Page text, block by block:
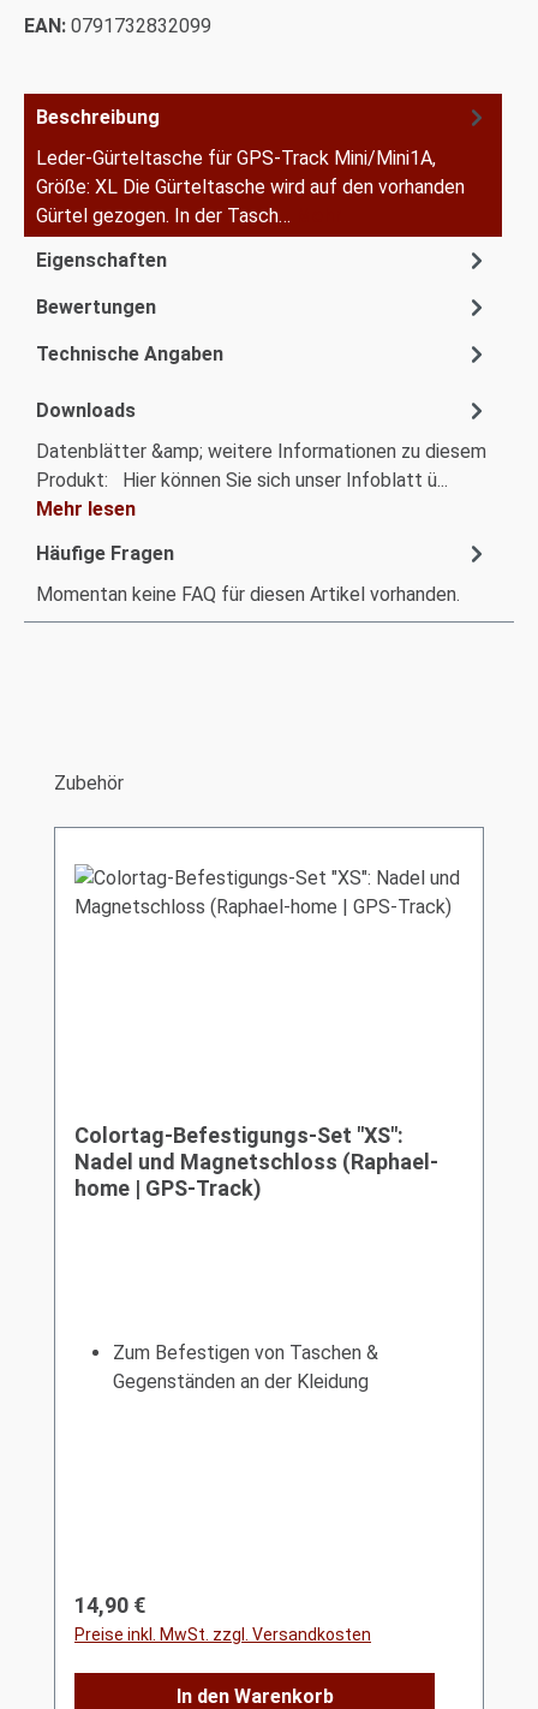
EAN: 0791732832099
Beschreibung
Leder-Gürteltasche für GPS-Track Mini/Mini1A,
Größe: XL Die Gürteltasche wird auf den vorhanden
Gürtel gezogen. In der Tasch…
Eigenschaften
Bewertungen
Technische Angaben
Downloads
Datenblätter &amp; weitere Informationen zu diesem
Produkt: Hier können Sie sich unser Infoblatt ü...
Mehr lesen
Häufige Fragen
Momentan keine FAQ für diesen Artikel vorhanden.
Produktgalerie überspringen
Zubehör
Colortag-Befestigungs-Set "XS":
Nadel und Magnetschloss (Raphael-
home | GPS-Track)
Zum Befestigen von Taschen &
Gegenständen an der Kleidung
Regulärer Preis:
14,90 €
Preise inkl. MwSt. zzgl. Versandkosten
In den Warenkorb